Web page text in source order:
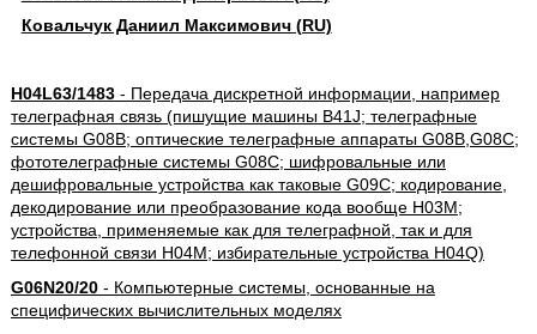
Ковальчук Даниил Максимович (RU)
H04L63/1483- Передача дискретной информации, например
телеграфная связь (пишущие машины B41J; телеграфные
системы G08B; оптические телеграфные аппараты G08B,G08C;
фототелеграфные системы G08C; шифровальные или
дешифровальные устройства как таковые G09C; кодирование,
декодирование или преобразование кода вообще H03M;
устройства, применяемые как для телеграфной, так и для
телефонной связи H04M; избирательные устройства H04Q)
G06N20/20- Компьютерные системы, основанные на
специфических вычислительных моделях